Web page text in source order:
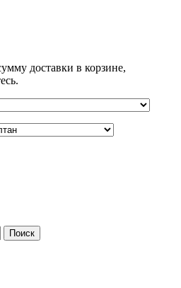
доставки в корзине,
Поиск